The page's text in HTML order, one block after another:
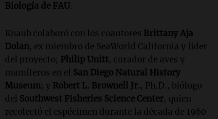
Biología de FAU.
Knaub colaboró con los coautores Brittany Aja
Dolan, ex miembro de SeaWorld California y líder
del proyecto; Philip Unitt, curador de aves y
mamíferos en el San Diego Natural History
Museum; y Robert L. Brownell Jr., Ph.D., biólogo
del Southwest Fisheries Science Center, quien
recolectó el espécimen durante la década de 1960